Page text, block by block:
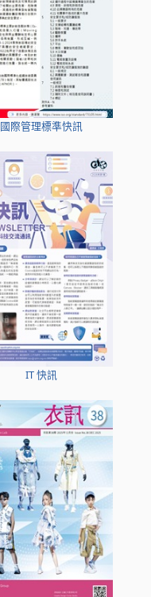
國際管理標準快訊
IT 快訊